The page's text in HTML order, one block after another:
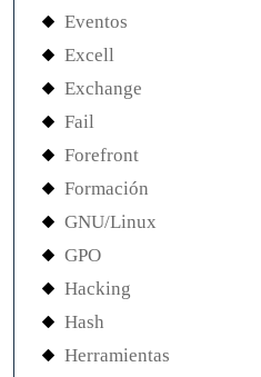
Eventos
Excell
Exchange
Fail
Forefront
Formación
GNU/Linux
GPO
Hacking
Hash
Herramientas